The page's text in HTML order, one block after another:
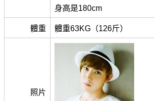
身高是180cm
體重 體重63KG（126斤）
照片